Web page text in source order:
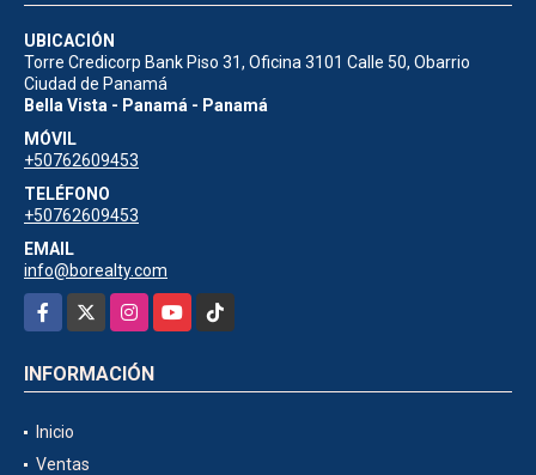
UBICACIÓN
Torre Credicorp Bank Piso 31, Oficina 3101 Calle 50, Obarrio
Ciudad de Panamá
Bella Vista - Panamá - Panamá
MÓVIL
+50762609453
TELÉFONO
+50762609453
EMAIL
info@borealty.com
Facebook
InstagramYouTubeTikTok
INFORMACIÓN
Inicio
Ventas